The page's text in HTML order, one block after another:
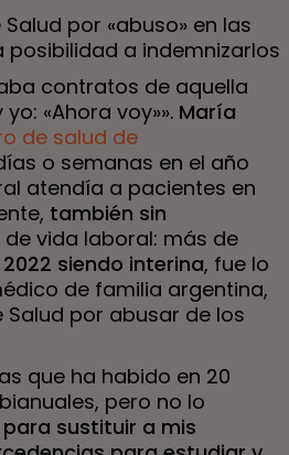
por «abuso» en las
a indemnizarlos
contratos de aquella
«Ahora voy»». María
de salud de
o semanas en el año
atendía a pacientes en
también sin
de vida laboral: más de
siendo interina, fue lo
de familia argentina,
Salud por abusar de los
que ha habido en 20
pero no lo
sustituir a mis